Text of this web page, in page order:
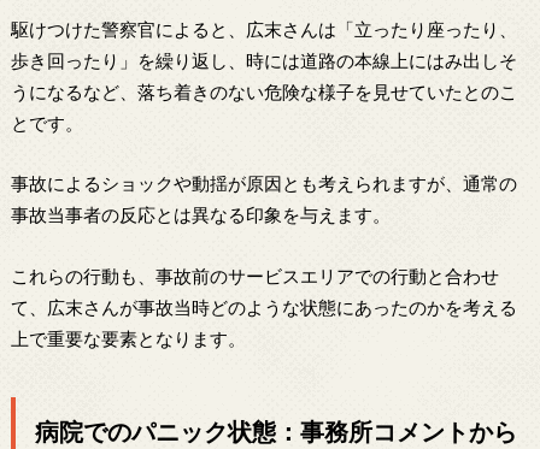
駆けつけた警察官によると、広末さんは「立ったり座ったり、
歩き回ったり」を繰り返し、時には道路の本線上にはみ出しそ
うになるなど、落ち着きのない危険な様子を見せていたとのこ
とです。
事故によるショックや動揺が原因とも考えられますが、通常の
事故当事者の反応とは異なる印象を与えます。
これらの行動も、事故前のサービスエリアでの行動と合わせ
て、広末さんが事故当時どのような状態にあったのかを考える
上で重要な要素となります。
病院でのパニック状態：事務所コメントから